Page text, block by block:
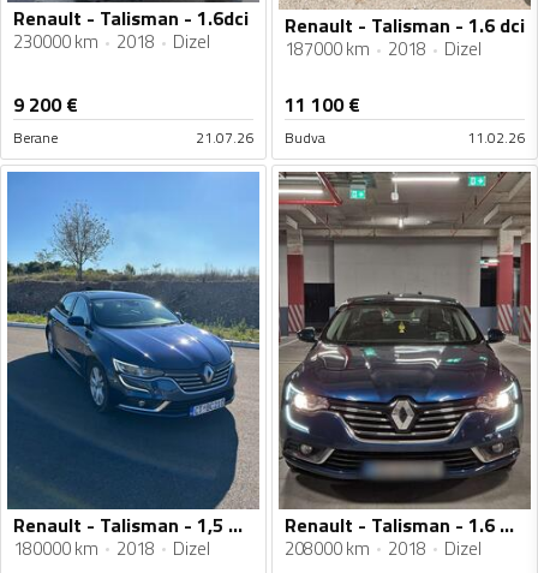
Renault - Talisman - 1.6dci
230000 km 2018 Dizel
9 200€
Berane 21.07.26
Renault - Talisman - 1.6 dci
187000 km 2018 Dizel
11 100€
Budva 11.02.26
Renault - Talisman - 1,5 DCI
180000 km 2018 Dizel
Renault - Talisman - 1.6 DCI
208000 km 2018 Dizel